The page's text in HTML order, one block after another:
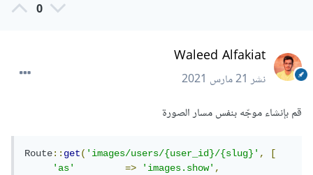
0
Waleed Alfakiat
نشر21 مارس 2021
قم بإنشاء موجّه بنفس مسار الصورة
Route::get('images/users/{user_id}/{slug}',
[
'as'
=> 'images.show',